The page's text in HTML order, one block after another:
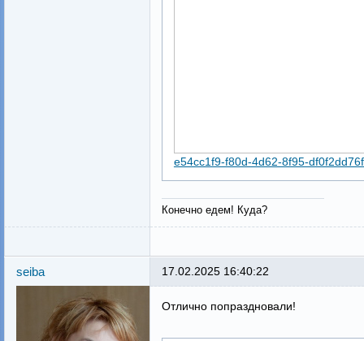
e54cc1f9-f80d-4d62-8f95-
Конечно едем! Куда?
seiba 17.02.2025 16:40:22
Отлично попраздновали!